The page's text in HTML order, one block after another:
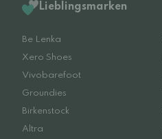
Lieblingsmarken
Be Lenka
Xero Shoes
Vivobarefoot
Groundies
Birkenstock
Altra